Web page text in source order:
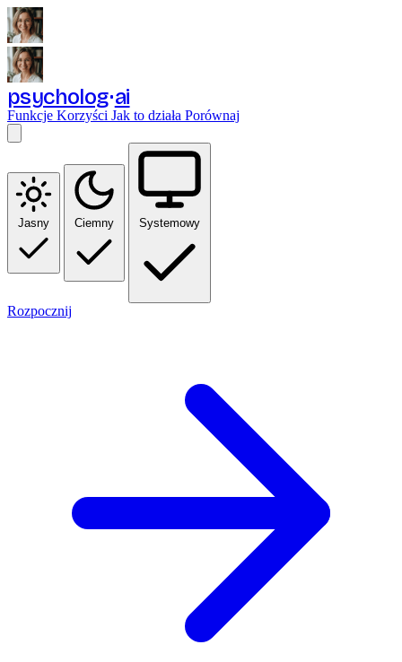
psycholog ai
Funkcje Korzyści Jak to działa Porównaj
Jasny Ciemny Systemowy
Rozpocznij